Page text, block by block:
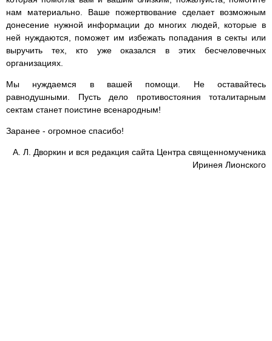
нам материально. Ваше пожертвование сделает возможным
донесение нужной информации до многих людей, которые в
ней нуждаются, поможет им избежать попадания в секты или
выручить тех, кто уже оказался в этих бесчеловечных
организациях.
Мы нуждаемся в вашей помощи. Не оставайтесь
равнодушными. Пусть дело противостояния тоталитарным
сектам станет поистине всенародным!
Заранее - огромное спасибо!
А. Л. Дворкин и вся редакция сайта Центра священномученика
Иринея Лионского